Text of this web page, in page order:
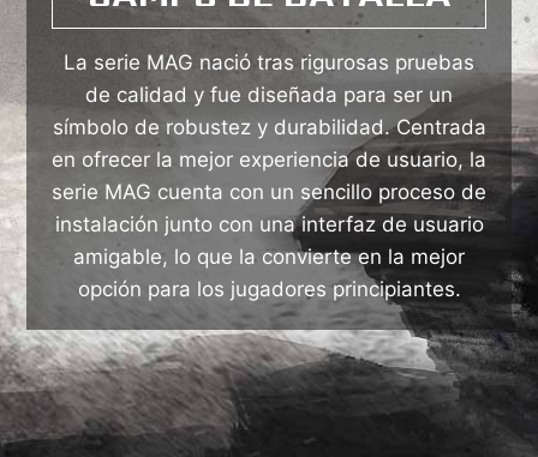
La serie MAG nació tras rigurosas pruebas
de calidad y fue diseñada para ser un
símbolo de robustez y durabilidad. Centrada
en ofrecer la mejor experiencia de usuario, la
serie MAG cuenta con un sencillo proceso de
instalación junto con una interfaz de usuario
amigable, lo que la convierte en la mejor
opción para los jugadores principiantes.